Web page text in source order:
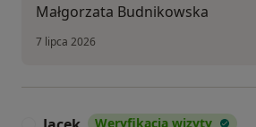
Małgorzata Budnikowska
7 lipca 2026
Weryfikacja wizyty